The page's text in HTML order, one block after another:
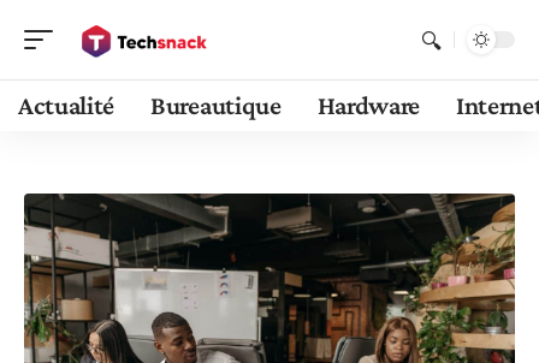
Actualité Bureautique Hardware